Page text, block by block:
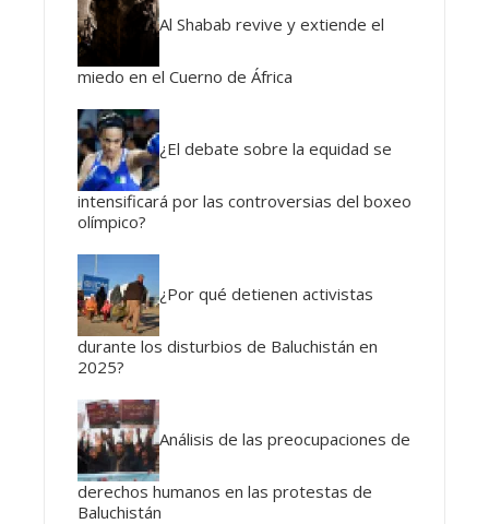
Al Shabab revive y extiende el
miedo en el Cuerno de África
¿El debate sobre la equidad se
intensificará por las controversias del boxeo
olímpico?
¿Por qué detienen activistas
durante los disturbios de Baluchistán en
2025?
Análisis de las preocupaciones de
derechos humanos en las protestas de
Baluchistán